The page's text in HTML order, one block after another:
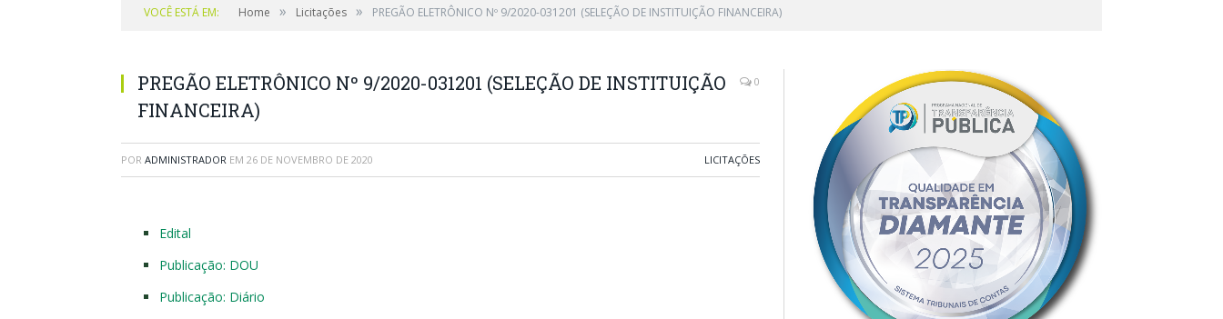
VOCÊ ESTÁ EM: Home » Licitações » PREGÃO ELETRÔNICO Nº 9/2020-031201 (SELEÇÃO DE INSTITUIÇÃO FINANCEIRA)
PREGÃO ELETRÔNICO Nº 9/2020-031201 (SELEÇÃO DE INSTITUIÇÃO
FINANCEIRA)
0
POR ADMINISTRADOR EM 26 DE NOVEMBRO DE 2020 LICITAÇÕES
Edital
Publicação: DOU
Publicação: Diário